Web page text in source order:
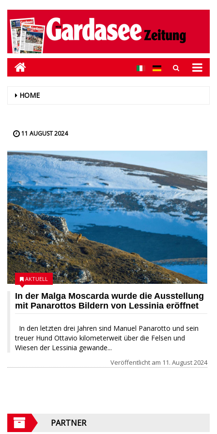
HOME
11 AUGUST 2024
In der Malga Moscarda wurde die Ausstellung
mit Panarottos Bildern von Lessinia eröffnet
In den letzten drei Jahren sind Manuel Panarotto und sein
treuer Hund Ottavio kilometerweit über die Felsen und
Wiesen der Lessinia gewande...
AKTUELL
Veröffentlicht am 11. August 2024
PARTNER